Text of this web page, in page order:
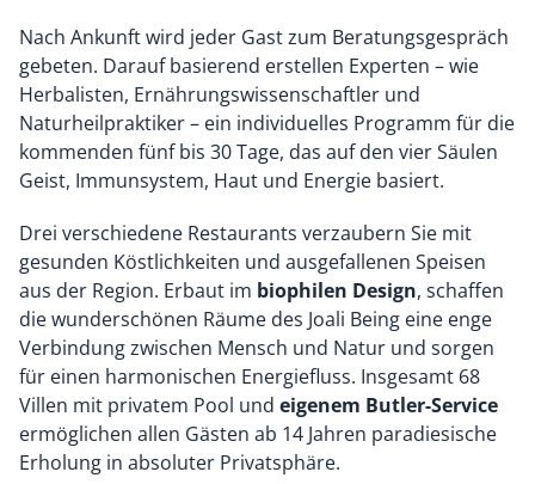
Nach Ankunft wird jeder Gast zum Beratungsgespräch
gebeten. Darauf basierend erstellen Experten ­– wie
Herbalisten, Ernährungswissenschaftler und
Naturheilpraktiker – ein individuelles Programm für die
kommenden fünf bis 30 Tage, das auf den vier Säulen
Geist, Immunsystem, Haut und Energie basiert.
Drei verschiedene Restaurants verzaubern Sie mit
gesunden Köstlichkeiten und ausgefallenen Speisen
aus der Region. Erbaut im biophilen Design, schaffen
die wunderschönen Räume des Joali Being eine enge
Verbindung zwischen Mensch und Natur und sorgen
für einen harmonischen Energiefluss. Insgesamt 68
Villen mit privatem Pool und eigenem Butler-Service
ermöglichen allen Gästen ab 14 Jahren paradiesische
Erholung in absoluter Privatsphäre.